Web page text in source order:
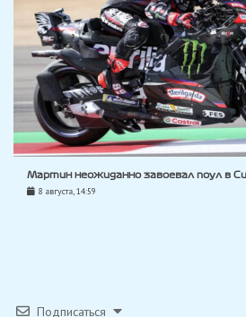
Мартин неожиданно завоевал поул в
8 августа, 14:59
Подписаться